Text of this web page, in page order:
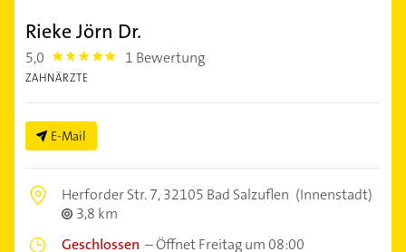
Rieke Jörn Dr.
5,0 5.0 1 Bewertung
ZAHNÄRZTE
E-Mail
Herforder Str. 7,32105 Bad Salzuflen (Innenstadt)
3,8 km
Geschlossen –Öffnet Freitag um 08:00